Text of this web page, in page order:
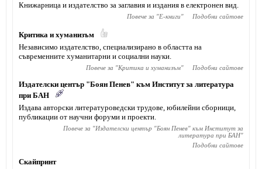
Книжарница и издателство за заглавия и издания в електронен вид.
Повече за "Е-книги" Подобни сайтове
Критика и хуманизъм
Независимо издателство, специализирано в областта на
съвременните хуманитарни и социални науки.
Повече за "Критика и хуманизъм" Подобни сайтове
Издателски център "Боян Пенев" към Институт за литература
при БАН
Издава авторски литературоведски трудове, юбилейни сборници,
публикации от научни форуми и проекти.
Повече за "Издателски център "Боян Пенев" към Институт за
литература при БАН"
Подобни сайтове
Скайпринт